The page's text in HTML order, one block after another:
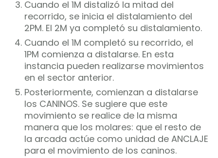
Cuando el 1M distalizó la mitad del
recorrido, se inicia el distalamiento del
2PM. El 2M ya completó su distalamiento.
Cuando el 1M completó su recorrido, el
1PM comienza a distalarse. En esta
instancia pueden realizarse movimientos
en el sector anterior.
Posteriormente, comienzan a distalarse
los CANINOS. Se sugiere que este
movimiento se realice de la misma
manera que los molares: que el resto de
la arcada actúe como unidad de ANCLAJE
para el movimiento de los caninos.